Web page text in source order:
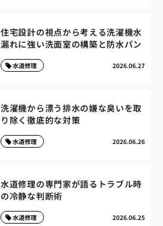
住宅設計の視点から考える洗濯機水
漏れに強い洗面室の構築と防水パン
2026.06.27
水道修理
洗濯機から漂う排水の嫌な臭いを取
り除く徹底的な対策
2026.06.26
水道修理
水道修理の専門家が語るトラブル時
の冷静な判断術
2026.06.25
水道修理